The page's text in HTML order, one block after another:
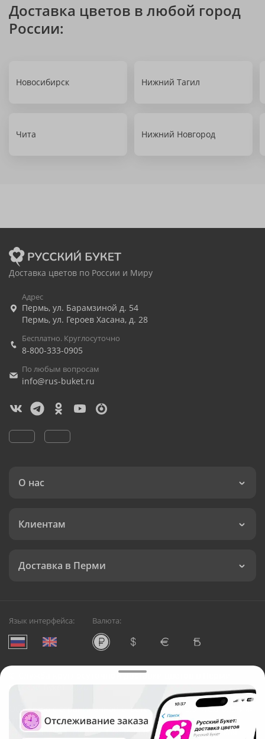
Доставка цветов в любой город
России:
Новосибирск Нижний Тагил
Чита Нижний Новгород
Доставка цветов по России и Миру
Адрес
Пермь, ул. Барамзиной д. 54
Пермь, ул. Героев Хасана, д. 28
Бесплатно. Круглосуточно
8-800-333-0905
По любым вопросам
info@rus-buket.ru
О нас
Клиентам
Доставка в Перми
Язык интерфейса: Валюта:
Служба круглосуточной доставки цветов в Перми
Русский Букет, 2026
Общество с ограниченной ответственностью «Технология»
ОГРН: 1195476081745, ИНН: 5410081997
Юридический адрес: г. Новосибирск, ул. Ипподромская,